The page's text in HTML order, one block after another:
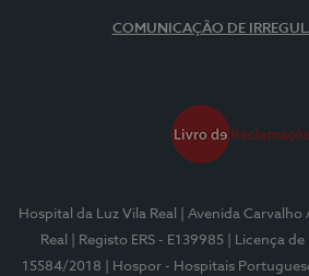
COMUNICAÇÃO DE
Hospital da Luz Vila Real
| Avenida
Real
| Registo ERS - E139985
| Licença
15584/2018
| Hospor - Hospitais